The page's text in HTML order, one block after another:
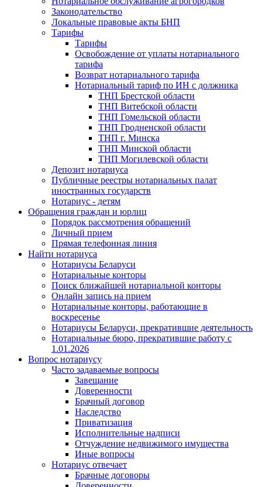
Законодательство
Локальные правовые акты БНП
Тарифы
Тарифы
Освобождение от уплаты нотариального
тарифа
Возврат нотариального тарифа
Нотариальный тариф по ИН с должника
ТНП Брестской области
ТНП Витебской области
ТНП Гомельской области
ТНП Гродненской области
ТНП г. Минска
ТНП Минской области
ТНП Могилевской области
Депозит нотариуса
Публичные реестры нотариальных палат
иностранных государств
Нотариус - детям
Обращения граждан и юрлиц
Порядок рассмотрения обращений
Личный прием
Прямая телефонная линия
Найти нотариуса
Нотариусы Беларуси
Нотариальные конторы
Поиск ближайшей нотариальной конторы
Онлайн запись на прием
Нотариальные конторы, работающие в
воскресенье
Нотариусы Беларуси, прекратившие деятельность
Нотариальные бюро, прекратившие работу с
1.01.2026
Вопрос нотариусу
Часто задаваемые вопросы
Завещание
Доверенности
Брачный договор
Наследство
Приватизация
Исполнительные надписи
Отчуждение недвижимого имущества
Иные вопросы
Нотариус отвечает
Брачные договоры